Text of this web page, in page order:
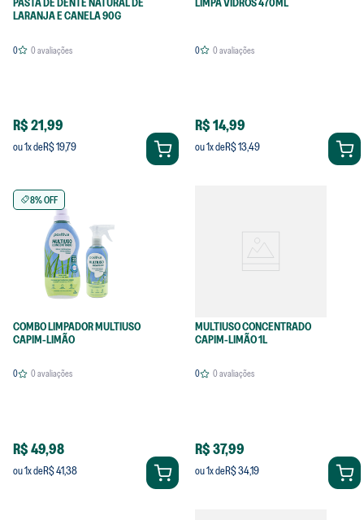
LARANJA E CANELA 90G
0 0avaliações
R$ 21,99
ou1x deR$ 19,79
0 0avaliações
R$ 14,99
ou1x deR$ 13,49
8% OFF
COMBO LIMPADOR MULTIUSO
CAPIM-LIMÃO
0 0avaliações
R$ 49,98
ou1x deR$ 41,38
MULTIUSO CONCENTRADO
CAPIM-LIMÃO 1L
0 0avaliações
R$ 37,99
ou1x deR$ 34,19